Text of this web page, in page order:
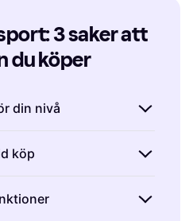
3 saker att
du köper
din nivå
och vad
du är nybörjare kan
med grundläggande
köp
Kontrollera att